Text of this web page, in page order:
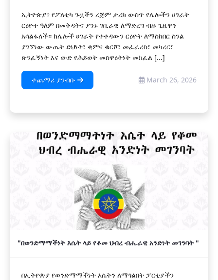
ኢትዮጵያ፥ የፖለቲካ ጉዟችን ረጅም ታሪክ ውስጥ የሌሎችን ሀገራት
ርዕዮተ ዓለም በመቅዳትና ያንኑ ገቢራዊ ለማድረግ ብዙ ጊዜዋን
አሳልፋለች። ከሌሎች ሀገራት የተቀዳውን ርዕዮት ለማስከበር ስንል
ያገኘነው ውጤት ድህነት፣ ቂምና ቁርሾ፣ መፈራረስ፣ መካረር፣
ጽንፈኝነት እና ውድ የሕይወት መስዋዕትነት መክፈል [...]
ተጨማሪ ያንብቡ March 26, 2026
"በወንድማማችነት እሴት ላይ የቆመ ህብረ ብሔራዊ አንድነት መገንባት "
በኢትዮጵያ የወንድማማችነት እሴትን ለማጎልበት ፓርቲያችን